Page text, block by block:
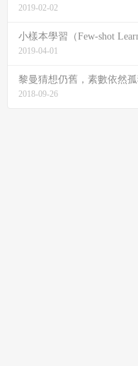
2019-02-02
小樣本學習（Few-shot
2019-04-01
黎曼猜想仍舊，素數依然
2018-09-26